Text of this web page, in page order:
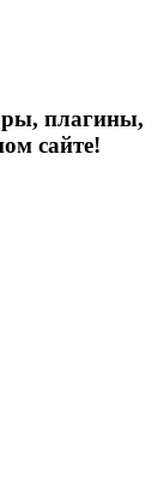
плагины,
сайте!